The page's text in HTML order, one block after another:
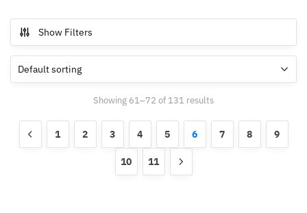
Show Filters
Showing 61–72 of 131 results
1 2 3 4 5 6 7 8
9
10
11